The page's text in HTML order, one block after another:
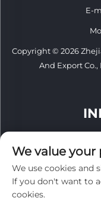
E-
Copyright © 2026
And Export
We value your
We use cookies and
If you don't want to
cookies.